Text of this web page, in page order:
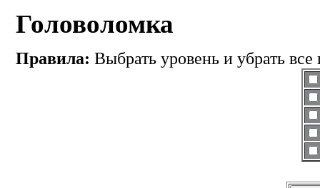
Головоломка
Правила: Выбрать уровень и убрать